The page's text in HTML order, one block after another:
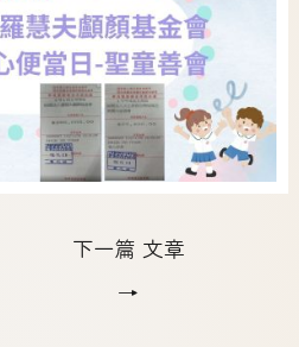
下一篇 文章
→